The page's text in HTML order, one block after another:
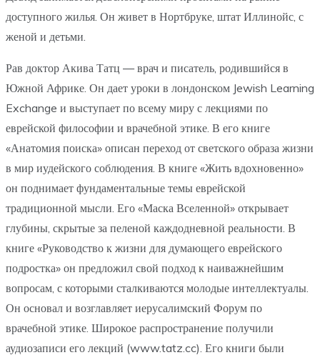
доступного жилья. Он живет в Нортбруке, штат Иллинойс, с
женой и детьми.
Рав доктор Акива Татц — врач и писатель, родившийся в
Южной Африке. Он дает уроки в лондонском Jewish Learning
Exchange и выступает по всему миру с лекциями по
еврейской философии и врачебной этике. В его книге
«Анатомия поиска» описан переход от светского образа жизни
в мир иудейского соблюдения. В книге «Жить вдохновенно»
он поднимает фундаментальные темы еврейской
традиционной мысли. Его «Маска Вселенной» открывает
глубины, скрытые за пеленой каждодневной реальности. В
книге «Руководство к жизни для думающего еврейского
подростка» он предложил свой подход к наиважнейшим
вопросам, с которыми сталкиваются молодые интеллектуалы.
Он основал и возглавляет иерусалимский Форум по
врачебной этике. Широкое распространение получили
аудиозаписи его лекций (www.tatz.cc). Его книги были